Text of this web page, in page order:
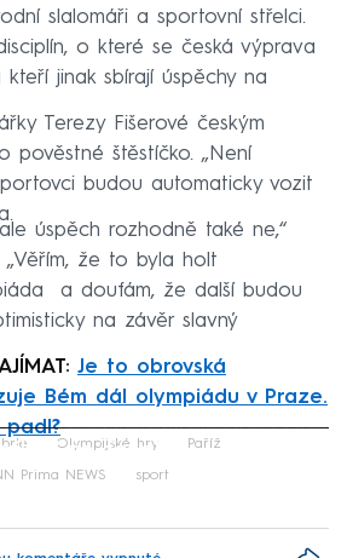
slalomáři a sportovní střelci.
o které se česká výprava
jinak sbírají úspěchy na
Terezy Fišerové českým
pověstné štěstíčko. „Není
budou automaticky vozit
úspěch rozhodně také ne,“
„Věřím, že to byla holt
a doufám, že další budou
na závěr slavný
Je to obrovská
Bém dál olympiádu v Praze.
padl?
to fetch
Olympijské hry Paříž
Prima NEWS sport